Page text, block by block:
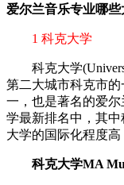
爱尔兰音乐专业哪
1 科克大学
科克大学
第二大城市科克市
一，也是著名的爱
学最新排名中，其中
大学的国际化程度高
科克大学MA